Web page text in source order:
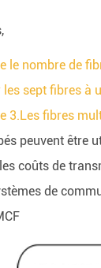
le nombre de
sept fibres à
3.Les fibres
peuvent être
coûts de
de